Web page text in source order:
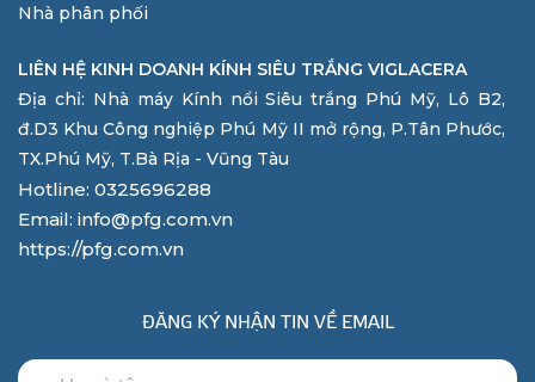
Nhà phân phối
LIÊN HỆ KINH DOANH KÍNH SIÊU TRẮNG VIGLACERA
Địa chỉ: Nhà máy Kính nổi Siêu trắng Phú Mỹ, Lô B2,
đ.D3 Khu Công nghiệp Phú Mỹ II mở rộng, P.Tân Phước,
TX.Phú Mỹ, T.Bà Rịa - Vũng Tàu
Hotline: 0325696288
Email: info@pfg.com.vn
https://pfg.com.vn
ĐĂNG KÝ NHẬN TIN VỀ EMAIL